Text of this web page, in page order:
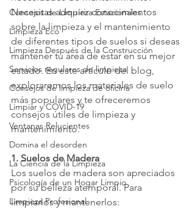
Consejos de Limpieza Estacionales
Limpieza Eco
Limpieza Después de la Construcción
Servicios regulares de limpieza
Consejos de limpieza de oficina
Limpiar y COVID-19
Ventanas Relucientes
Domina el desorden
La Ciencia de la Limpieza
Psicología de un Hogar Limpio
Limpieza Profesional
Necesitas adquirir conocimientos
sobre la limpieza y el mantenimiento
de diferentes tipos de suelos si deseas
mantener tu área de estar en su mejor
estado. En este artículo del blog,
exploraremos los materiales de suelo
más populares y te ofreceremos
consejos útiles de limpieza y
mantenimiento.
1. Suelos de Madera
Los suelos de madera son apreciados
por su belleza atemporal. Para
limpiarlos y mantenerlos: